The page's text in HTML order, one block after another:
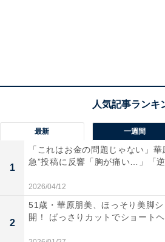
最新 一週間
1
「これはお金の問題じゃない」華
急”投稿に反響「胸が痛い…」「
2026/04/12
2
51歳・華原朋美、ほっそり美脚
開！ ばっさりカットでショート